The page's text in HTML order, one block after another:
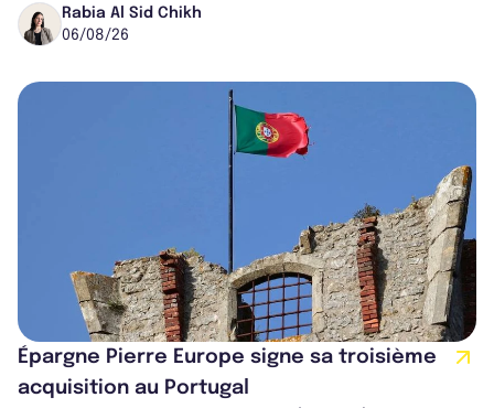
ancien directeur des investissements d...
Rabia Al Sid Chikh
06/08/26
Épargne Pierre Europe signe sa troisième
acquisition au Portugal